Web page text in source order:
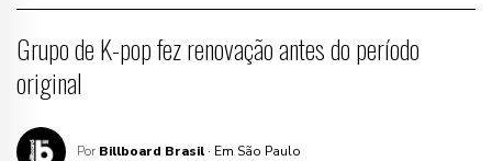
Grupo de K-pop fez renovação antes do período
original
Por Billboard Brasil · Em São Paulo